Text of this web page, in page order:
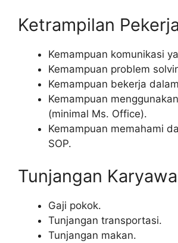
Ketrampilan
Kemampuan komunikasi
Kemampuan problem
Kemampuan bekerja
Kemampuan
(minimal Ms. Office).
Kemampuan memahami
SOP.
Tunjangan
Gaji pokok.
Tunjangan transportasi.
Tunjangan makan.